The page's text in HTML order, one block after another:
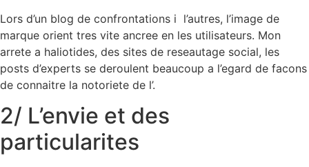
Lors d’un blog de confrontations i l’autres, l’image de
marque orient tres vite ancree en les utilisateurs. Mon
arrete a haliotides, des sites de reseautage social, les
posts d’experts se deroulent beaucoup a l’egard de facons
de connaitre la notoriete de l’.
2/ L’envie et des
particularites